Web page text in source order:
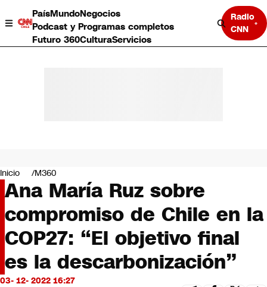
PaísMundoNegocios
Podcast y Programas completos
Futuro 360CulturaServicios
Radio
CNN
Negocios
Deportes
Programas completos
Cultura
Servicios
Bits
CNN tiempo
Futuro 360
Inicio M360
Ana María Ruz sobre
compromiso de Chile en la
COP27: “El objetivo final
es la descarbonización”
03- 12- 2022 16:27